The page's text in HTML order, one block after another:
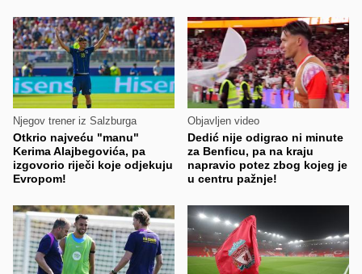
Njegov trener iz Salzburga
Otkrio najveću "manu"
Kerima Alajbegovića, pa
izgovorio riječi koje odjekuju
Evropom!
Objavljen video
Dedić nije odigrao ni minute
za Benficu, pa na kraju
napravio potez zbog kojeg je
u centru pažnje!